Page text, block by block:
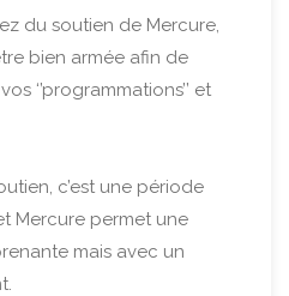
du soutien de Mercure,
bien armée afin de
‘’programmations’’ et
c’est une période
Mercure permet une
mais avec un